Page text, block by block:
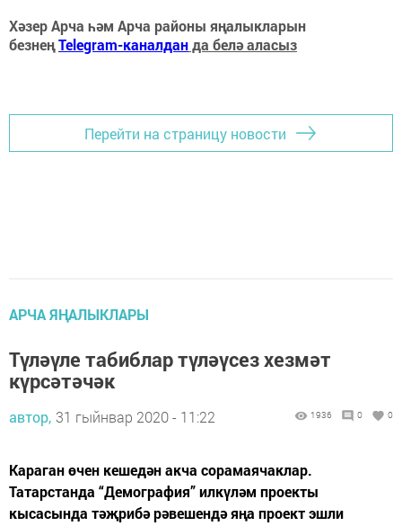
Хәзер Арча һәм Арча районы яңалыкларын
безнеңTelegram-каналданда белә аласыз
Перейти на страницу новости
АРЧА ЯҢАЛЫКЛАРЫ
Түләүле табиблар түләүсез хезмәт
күрсәтәчәк
автор, 31 гыйнвар 2020 - 11:22 1936 0 0
Караган өчен кешедән акча сорамаячаклар.
Татарстанда “Демография” илкүләм проекты
кысасында тәҗрибә рәвешендә яңа проект эшли